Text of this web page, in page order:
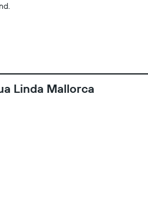
Linda Mallorca